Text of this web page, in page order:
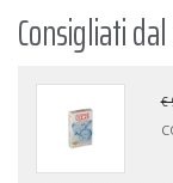
Consigliati
€